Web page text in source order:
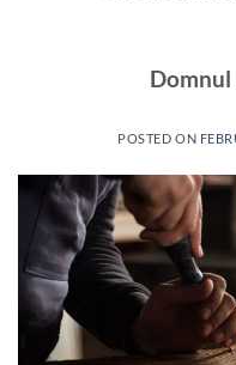
Domnul
POSTED ON